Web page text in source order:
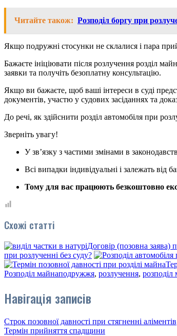
Читайте також: Розподіл боргу при
Якщо подружні стосунки не склалися і пара
Бажаєте ініціювати після розлучення розділ
заявки та получіть безоплатну консультацію.
Якщо ви бажаєте, щоб ваші інтереси в суді
документів, участю у судових засіданнях та
До речі, як здійснити розділ автомобіля при
Зверніть увагу!
У зв’язку з частими змінами в
Всі випадки індивідуальні і залежать від
Тому для вас працюють безкоштовно
Схожі статті
Договір (позовна заява)
при розлученні без суду?
Розподіл майнаподружжя, розлучення, розподіл
Навігація записів
Строк позовної давності при стягненні аліментів
Термін прийняття спадщини